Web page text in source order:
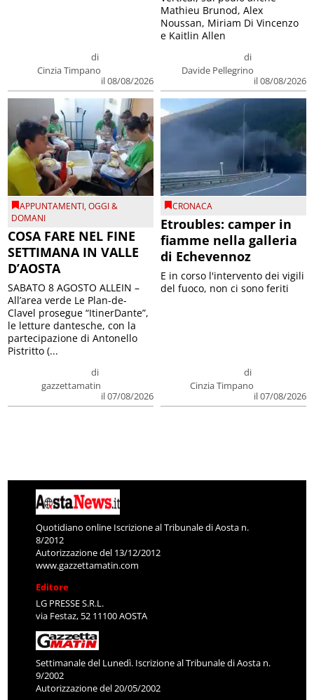
di
Cinzia Timpano
il 08/08/2026
di
Davide Pellegrino
il 08/08/2026
Mathieu Brunod, Alex
Noussan, Miriam Di Vincenzo
e Kaitlin Allen
APPUNTAMENTI,OGGI &
DOMANI
COSA FARE NEL FINE
SETTIMANA IN VALLE
D’AOSTA
di
gazzettamatin
il 07/08/2026
SABATO 8 AGOSTO ALLEIN –
All’area verde Le Plan-de-
Clavel prosegue “ItinerDante”,
le letture dantesche, con la
partecipazione di Antonello
Pistritto (...
CRONACA
Etroubles: camper in
fiamme nella galleria
di Echevennoz
di
Cinzia Timpano
il 07/08/2026
E in corso l'intervento dei vigili
del fuoco, non ci sono feriti
Quotidiano online Iscrizione al Tribunale di Aosta n.
8/2012
Autorizzazione del 13/12/2012
www.gazzettamatin.com
Editore
LG PRESSE S.R.L.
via Festaz, 52 11100 AOSTA
Settimanale del Lunedì. Iscrizione al Tribunale di Aosta n.
9/2002
Autorizzazione del 20/05/2002